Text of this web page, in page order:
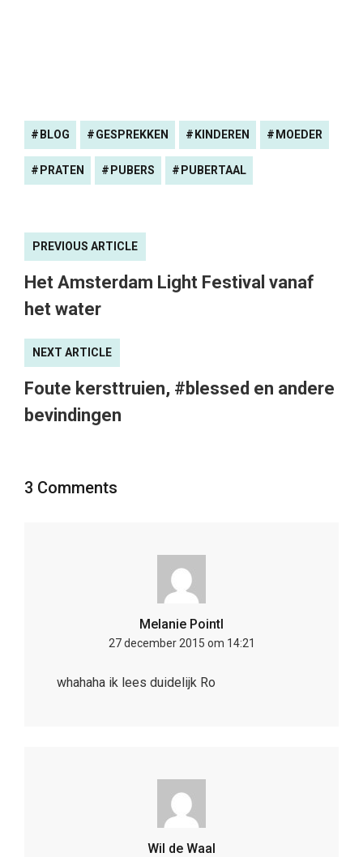
BLOG GESPREKKEN KINDEREN MOEDER
PRATEN PUBERS PUBERTAAL
PREVIOUS ARTICLE
Het Amsterdam Light Festival vanaf
het water
NEXT ARTICLE
Foute kersttruien, #blessed en andere
bevindingen
3 Comments
Melanie Pointl
27 december 2015 om 14:21
whahaha ik lees duidelijk Ro
Wil de Waal